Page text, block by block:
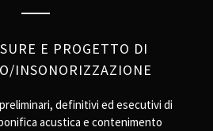
E PROGETTO DI
INSONORIZZAZIONE
definitivi ed esecutivi di
acustica e contenimento